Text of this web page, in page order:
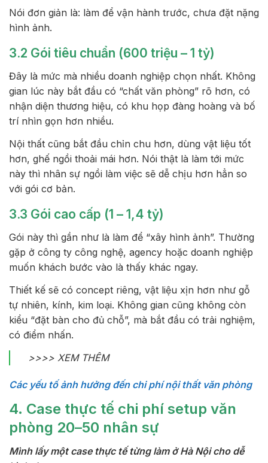
Nói đơn giản là: làm để vận hành trước, chưa đặt nặng
hình ảnh.
3.2 Gói tiêu chuẩn (600 triệu – 1 tỷ)
Đây là mức mà nhiều doanh nghiệp chọn nhất. Không
gian lúc này bắt đầu có “chất văn phòng” rõ hơn, có
nhận diện thương hiệu, có khu họp đàng hoàng và bố
trí nhìn gọn hơn nhiều.
Nội thất cũng bắt đầu chỉn chu hơn, dùng vật liệu tốt
hơn, ghế ngồi thoải mái hơn. Nói thật là làm tới mức
này thì nhân sự ngồi làm việc sẽ dễ chịu hơn hẳn so
với gói cơ bản.
3.3 Gói cao cấp (1 – 1,4 tỷ)
Gói này thì gần như là làm để “xây hình ảnh”. Thường
gặp ở công ty công nghệ, agency hoặc doanh nghiệp
muốn khách bước vào là thấy khác ngay.
Thiết kế sẽ có concept riêng, vật liệu xịn hơn như gỗ
tự nhiên, kính, kim loại. Không gian cũng không còn
kiểu “đặt bàn cho đủ chỗ”, mà bắt đầu có trải nghiệm,
có điểm nhấn.
>>>> XEM THÊM
Các yếu tố ảnh hưởng đến chi phí nội thất văn phòng
4. Case thực tế chi phí setup văn
phòng 20–50 nhân sự
Mình lấy một case thực tế từng làm ở Hà Nội cho dễ